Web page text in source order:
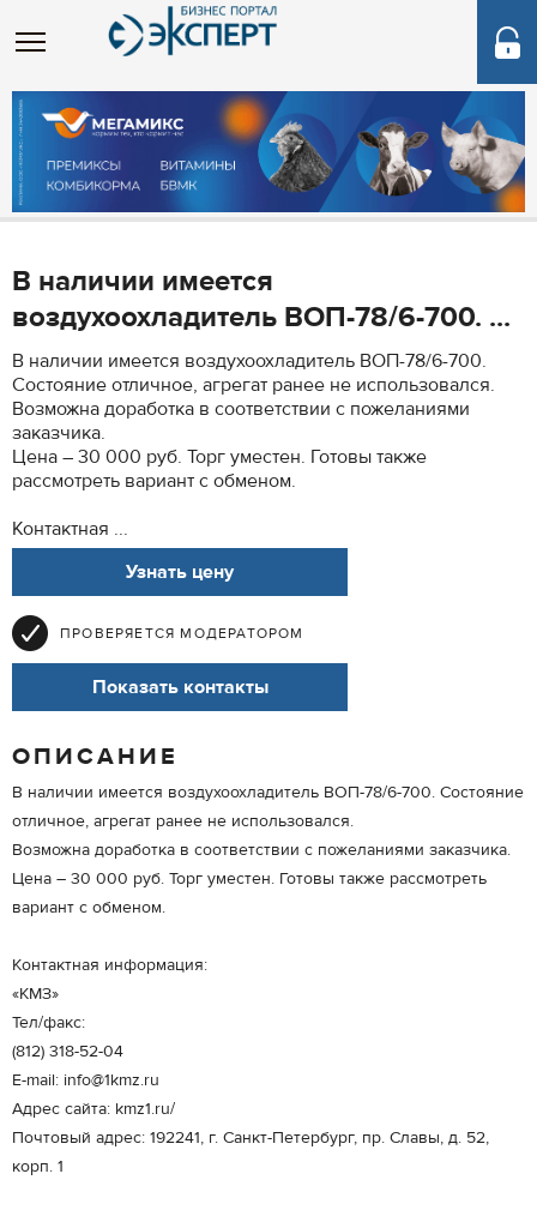
В наличии имеется
воздухоохладитель ВОП-78/6-700. ...
В наличии имеется воздухоохладитель ВОП-78/6-700.
Состояние отличное, агрегат ранее не использовался.
Возможна доработка в соответствии с пожеланиями
заказчика.
Цена – 30 000 руб. Торг уместен. Готовы также
рассмотреть вариант с обменом.
Контактная ...
Узнать цену
ПРОВЕРЯЕТСЯ МОДЕРАТОРОМ
Показать контакты
ОПИСАНИЕ
В наличии имеется воздухоохладитель ВОП-78/6-700. Состояние
отличное, агрегат ранее не использовался.
Возможна доработка в соответствии с пожеланиями заказчика.
Цена – 30 000 руб. Торг уместен. Готовы также рассмотреть
вариант с обменом.
Контактная информация:
«КМЗ»
Тел/факс:
(812) 318-52-04
E-mail: info@1kmz.ru
Адрес сайта: kmz1.ru/
Почтовый адрес: 192241, г. Санкт-Петербург, пр. Славы, д. 52,
корп. 1